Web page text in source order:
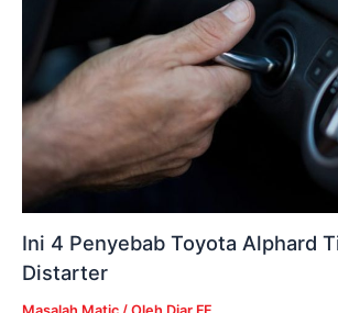
Ini 4 Penyebab Toyota Alphard
Distarter